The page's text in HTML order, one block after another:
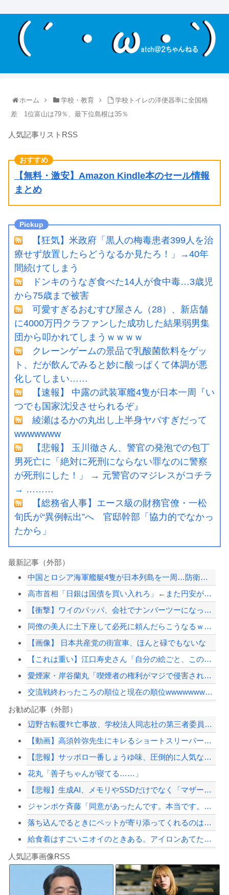
ホーム 学校・教育
学校トイレの洋便器率に全国格
差 1位富山は79％、最下位島根は35％
人気記事リストRSS
【無料・激安】Amazon Kindle本のセール情報
まとめ
【狂気】米政府「黒人の梅毒患者399人を治
療せず放置したらどうなるか見たろ！」→40年
間続けてしまう
ドンキのうなぎ食べた14人が食中毒…3歳児
から75歳まで被害
可愛すぎるおむすび屋さん（28）、新店舗
に4000万円クラファンした成功した結果弱男集
団から叩かれてしまうｗｗｗｗ
クレーンゲームの景品で乳酸菌飲料をゲッ
ト、だが飲んでみると妙に酸っぱくて体調が悪
化してしまい……
【速報】 中露の武装軍艦4隻が日本一周『い
つでも国家沈没させられるぞ』
綾瀬はるかの丸出し上半身ヤバすぎだって
wwwwwww
【悲報】 玉川徹さん、警官の発泡での包丁
男死亡に「絶対に死刑にならない罪なのに警察
が死刑にした！」 → 元警官のマジレスがコチラ
→ ………
【総務省人事】エース級の財務官僚・一松
旬氏が“異例転出”へ 官邸幹部「協力的でなかっ
たから」
最新記事（外部）
中国とロシア海軍艦艇4隻が日本列島を一周…防衛省が全航路を公開！
高市首相「日銀は国債を買い入れろ」←また円安が進行するやん
【衝撃】ワイのパッパ、会社でナンバーツーになった結果ｗｗｗｗｗｗｗｗｗｗ
同僚の美人に土下座して必死に頼んだらこうなるｗｗｗ
【画像】 日本共産党の街宣車、ほんと碌でもないな
【これは重い】江口寿史さん「自分の絵ごと、このジャンルはそろそろ終わりかな」
愛煙家・岸谷蘭丸「喫煙者の権利がマジで侵害されてる」と私見 「いくら税金を我々が...
交流戦終わったころの順位と現在の順位wwwwwwwwwwwwwwwwwwww
ダイエット中のワイ、空腹で狂いそう……
「高市早苗はどんだけ自己顕示欲が強いんだ」と左派が『高木美帆氏に送られた包丁セッ...
【朗報】中居正広さん、また聖人エピソードが追加されるｗｗｗｗｗ
日本の商船が中国に臨検された場合は「台湾軍が対応」と台湾軍トップ！
【緊急速報】NYで警官が黒人男性の首を絞め、暴動第二波不可避へ
Powered by livedoor 相互RSS
お勧め記事（外部）
辺野古転覆ﾀﾋ亡事故、学校法人同志社の第三者委員会が調査報告書を公表 … 安全配...
【動画】高須幹弥先生にキレるショートスリーパー・堀大輔氏が怖いと話題にｗｗｗｗｗ...
【悲報】サッポロ一番しょうゆ味、圧倒的に人気なしｗｗｗｗｗｗｗｗｗｗ
花丸「善子ちゃんが寝てる……」
【悲報】生成AI、メモリやSSDだけでなく「マザーボード」まで値上げさせてしまい...
ジャンポケ斉藤「同意があったんです。本当です。信じて下さい」 ←何でこの主張が通...
落ち込んでるときにペットが寄り添ってくれるのは本当になぐさめようとしてるの？
給食着はすごいニオイのときある。アイロンあてたときにむせ込むほどにクッッッサ！っ...
【動画】高速道路を走行中の車からリアガラスが飛んでくる事故(ﾟoﾟ)
8/4のニュース
人気記事画像RSS